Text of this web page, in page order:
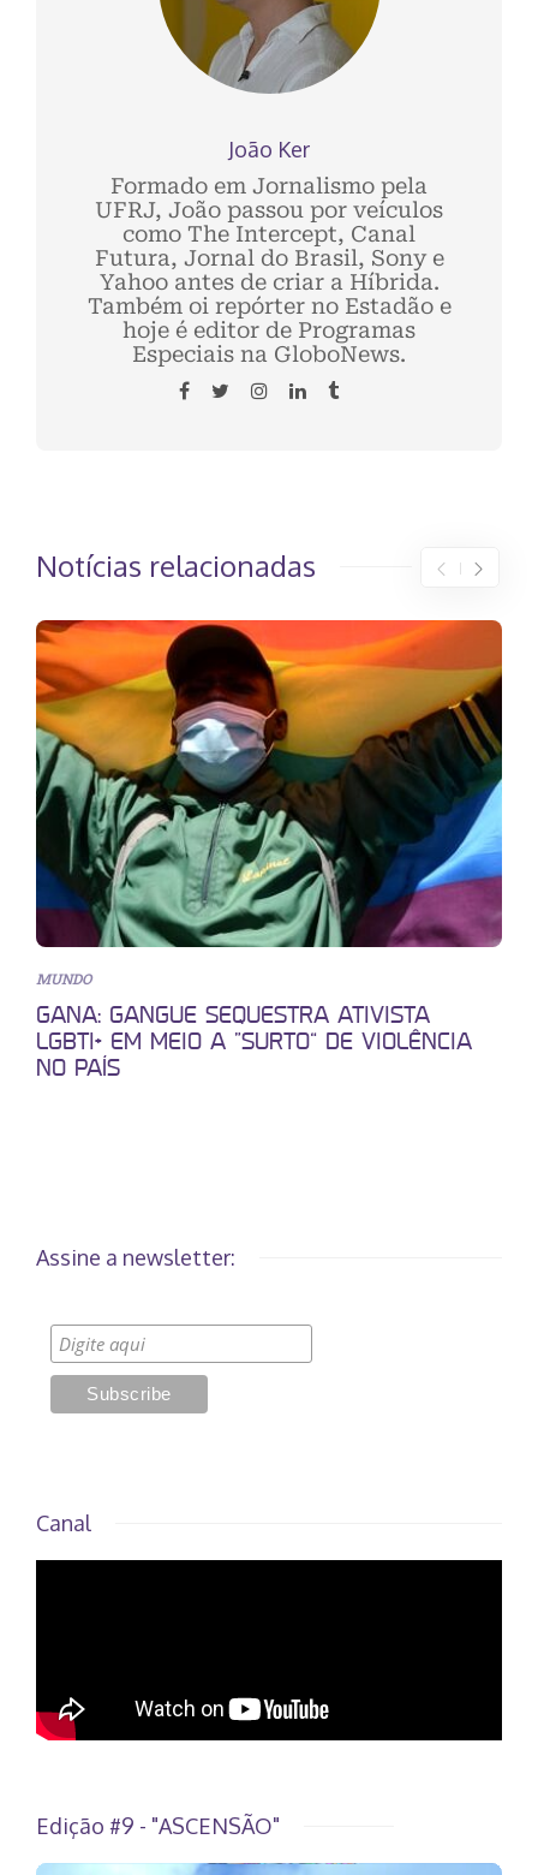
João Ker
Formado em Jornalismo pela
UFRJ, João passou por veículos
como The Intercept, Canal
Futura, Jornal do Brasil, Sony e
Yahoo antes de criar a Híbrida.
Também oi repórter no Estadão e
hoje é editor de Programas
Especiais na GloboNews.
Notícias relacionadas
MUNDO
GANA: GANGUE SEQUESTRA ATIVISTA
LGBTI+ EM MEIO A “SURTO” DE VIOLÊNCIA
NO PAÍS
Assine a newsletter:
Canal
Edição #9 - "ASCENSÃO"